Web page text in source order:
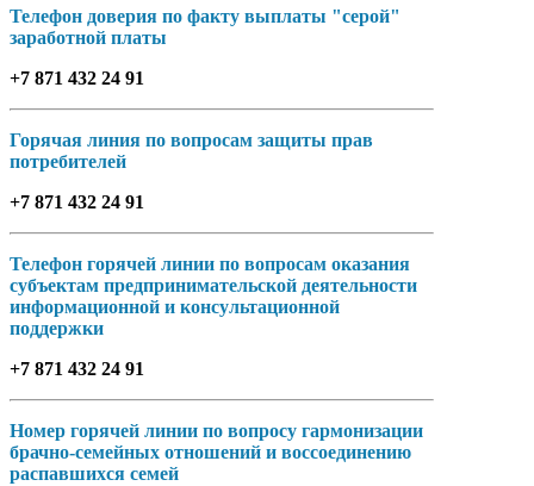
Телефон доверия по факту выплаты "серой"
заработной платы
+7 871 432 24 91
Горячая линия по вопросам защиты прав
потребителей
+7 871 432 24 91
Телефон горячей линии по вопросам оказания
субъектам предпринимательской деятельности
информационной и консультационной
поддержки
+7 871 432 24 91
Номер горячей линии по вопросу гармонизации
брачно-семейных отношений и воссоединению
распавшихся семей